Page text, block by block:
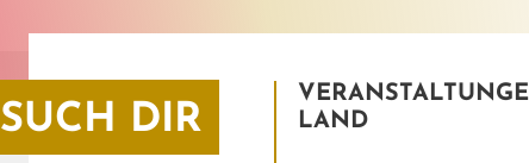
SUCH DIR
LAND